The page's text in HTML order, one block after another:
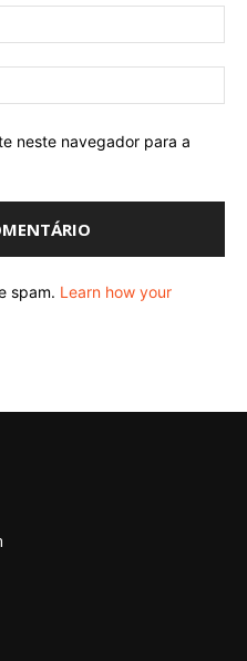
neste navegador para a
spam. Learn how your